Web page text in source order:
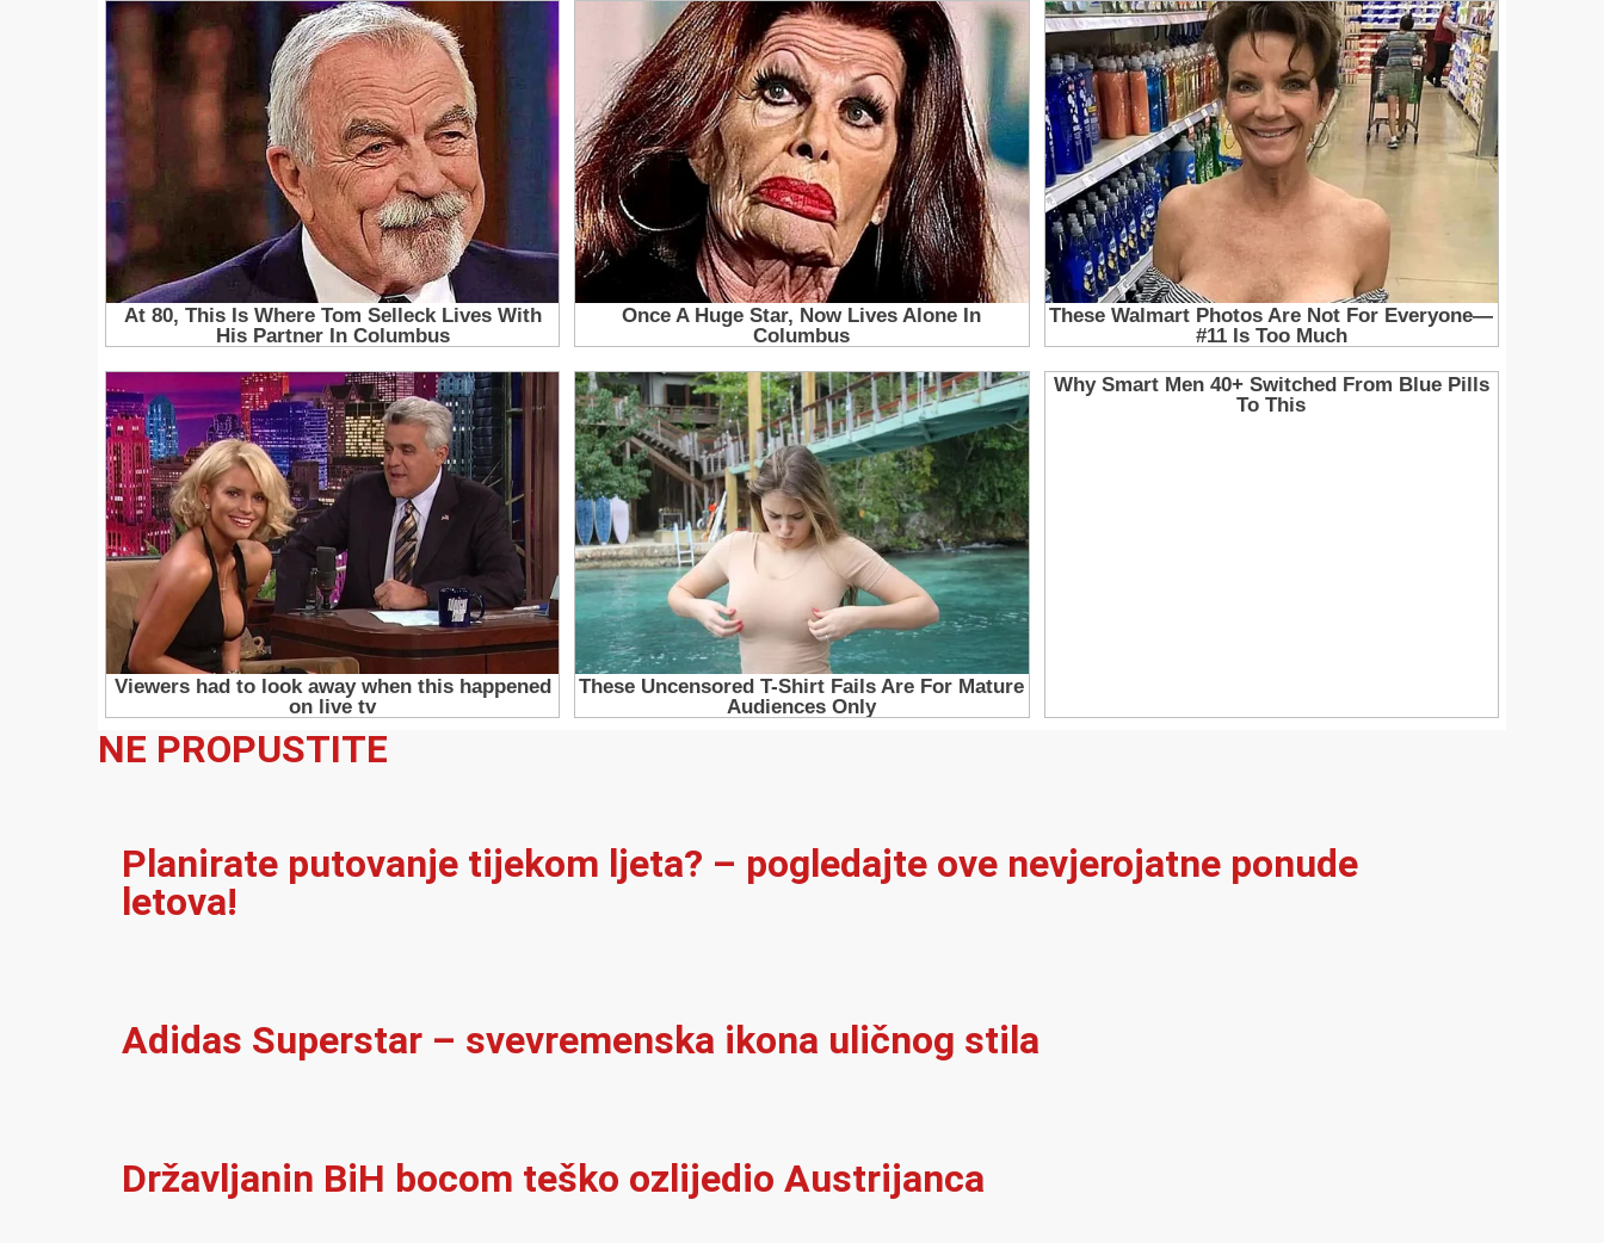
NE PROPUSTITE
Planirate putovanje tijekom ljeta? – pogledajte ove nevjerojatne ponude
letova!
Adidas Superstar – svevremenska ikona uličnog stila
Državljanin BiH bocom teško ozlijedio Austrijanca